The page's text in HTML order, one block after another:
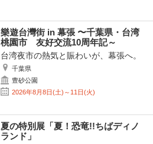
樂遊台灣街 in 幕張 〜千葉県・台湾
桃園市 友好交流10周年記～
台湾夜市の熱気と賑わいが、幕張へ。
千葉県
豊砂公園
2026年8月8日(土)～11日(火)
夏の特別展「夏！恐竜!!ちばディノ
ランド」